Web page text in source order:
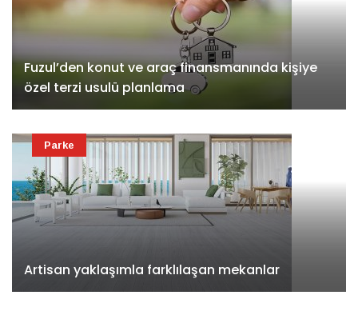
Fuzul’den konut ve araç finansmanında kişiye
özel terzi usulü planlama
Artisan yaklaşımla farklılaşan mekanlar
Parke